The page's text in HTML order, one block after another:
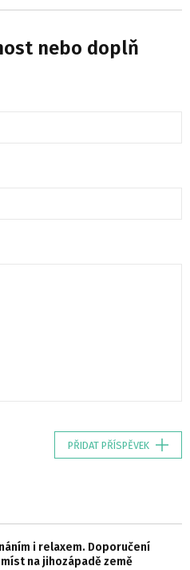
nebo doplň
PŘIDAT PŘÍSPĚVEK
i relaxem. Doporučení
na jihozápadě země